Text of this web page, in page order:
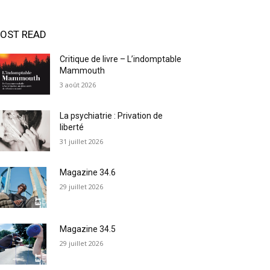
READ
Critique de livre – L’indomptable
Mammouth
3 août 2026
La psychiatrie : Privation de
liberté
31 juillet 2026
Magazine 34.6
29 juillet 2026
Magazine 34.5
29 juillet 2026